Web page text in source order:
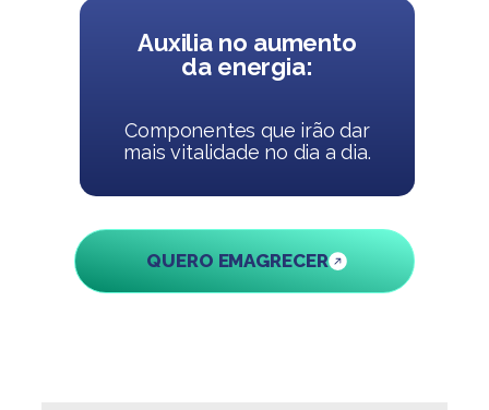
Auxilia no aumento
da energia:
Componentes que irão dar
mais vitalidade no dia a dia.
QUERO EMAGRECER